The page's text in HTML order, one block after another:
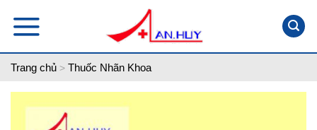
Trang chủ > Thuốc Nhãn Khoa